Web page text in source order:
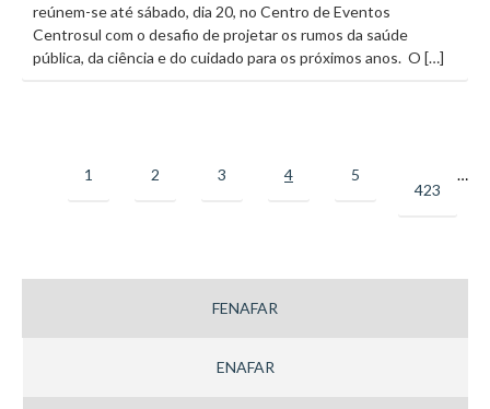
reúnem-se até sábado, dia 20, no Centro de Eventos
Centrosul com o desafio de projetar os rumos da saúde
pública, da ciência e do cuidado para os próximos anos. O […]
1 2 3 4 5
…
423
FENAFAR
ENAFAR